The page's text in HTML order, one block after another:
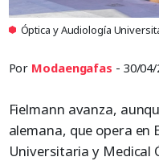
Óptica y Audiología
Por Modaengafas - 30/
Fielmann avanza,
alemana, que opera en
Universitaria y Medical